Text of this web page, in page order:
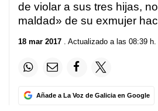
de violar a sus tres hijas,
maldad» de su exmujer
18 mar 2017 . Actualizado a las 08:39 h.
Añade a La Voz de Galicia en Google